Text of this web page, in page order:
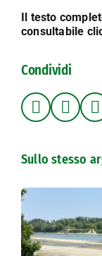
Il testo
consultabile
Condividi
Sullo stesso